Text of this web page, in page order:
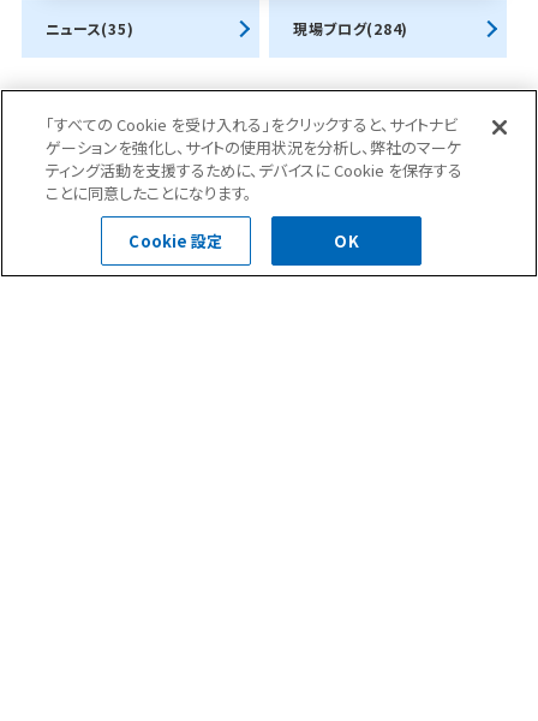
ニュース(35) 現場ブログ(284)
お問合せ・ご相談はこちら
「すべての Cookie を受け入れる」をクリックすると、サイトナビ
ゲーションを強化し、サイトの使用状況を分析し、弊社のマーケ
ティング活動を支援するために、デバイスに Cookie を保存する
ことに同意したことになります。
Cookie 設定 OK